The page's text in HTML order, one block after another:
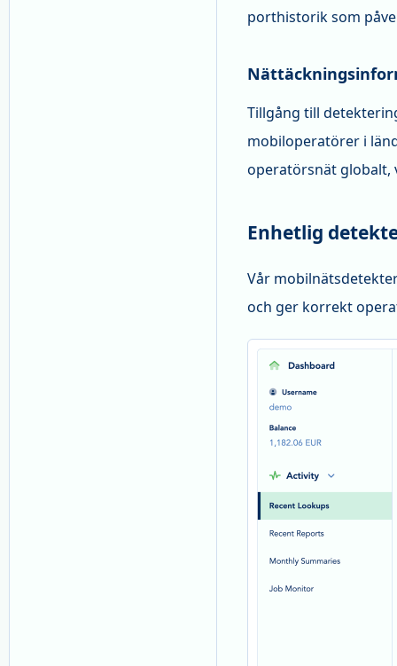
porthistorik som
Tillgång till
mobiloperatörer i
operatörsnät globalt,
Enhetlig
Vår
och ger korrekt